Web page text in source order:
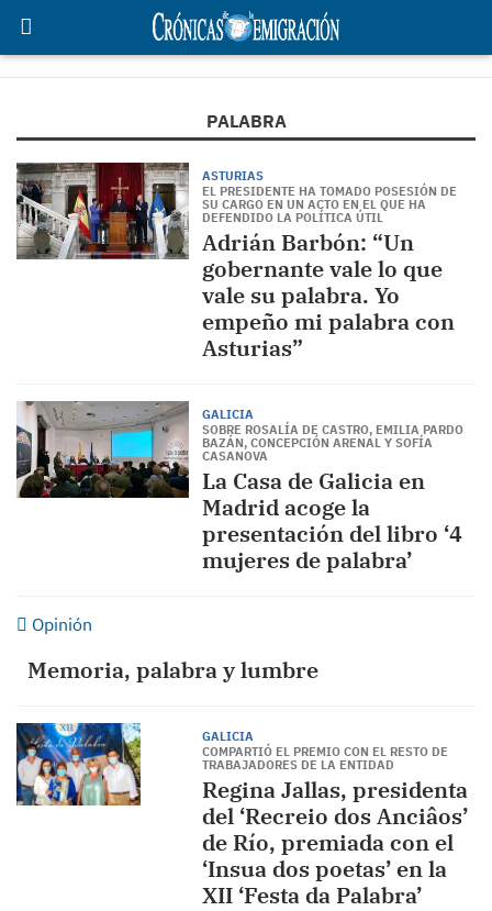
PALABRA
ASTURIAS
EL PRESIDENTE HA TOMADO POSESIÓN DE
SU CARGO EN UN ACTO EN EL QUE HA
DEFENDIDO LA POLÍTICA ÚTIL
Adrián Barbón: “Un
gobernante vale lo que
vale su palabra. Yo
empeño mi palabra con
Asturias”
GALICIA
SOBRE ROSALÍA DE CASTRO, EMILIA PARDO
BAZÁN, CONCEPCIÓN ARENAL Y SOFÍA
CASANOVA
La Casa de Galicia en
Madrid acoge la
presentación del libro ‘4
mujeres de palabra’
Opinión
Memoria, palabra y lumbre
GALICIA
COMPARTIÓ EL PREMIO CON EL RESTO DE
TRABAJADORES DE LA ENTIDAD
Regina Jallas, presidenta
del ‘Recreio dos Anciâos’
de Río, premiada con el
‘Insua dos poetas’ en la
XII ‘Festa da Palabra’